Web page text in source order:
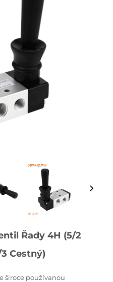
Řady 4H (5/2
Cestný)
široce používanou